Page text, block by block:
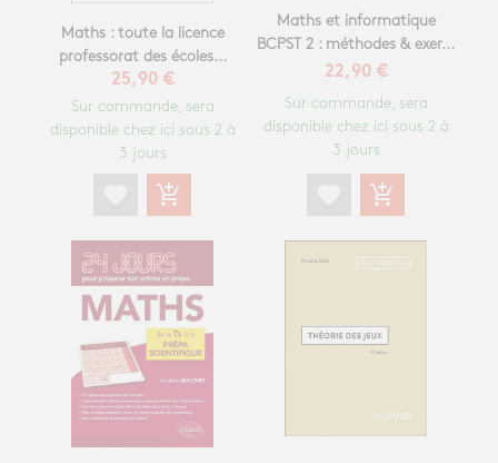
Maths : toute la licence
professorat des écoles...
25,90 €
Sur commande, sera
disponible chez ici sous 2 à
3 jours
add_shopping_cart
Maths et informatique
BCPST 2 : méthodes & exer...
22,90 €
Sur commande, sera
disponible chez ici sous 2 à
3 jours
add_shopping_cart